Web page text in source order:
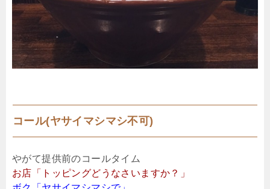
コール(ヤサイマシマシ不可)
やがて提供前のコールタイム
お店「トッピングどうなさいますか？」